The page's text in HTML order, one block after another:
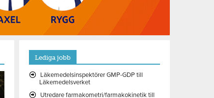
Lediga jobb
Läkemedelsinspektörer GMP-GDP till
Läkemedelsverket
Utredare farmakometri/farmakokinetik till